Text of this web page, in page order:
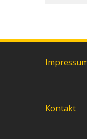
Kontakt